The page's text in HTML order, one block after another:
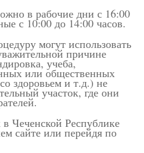
в рабочие дни с 16:00
с 10:00 до 14:00 часов.
могут использовать
причине
учеба,
или общественных
здоровьем и т.д.) не
участок, где они
Чеченской Республике
сайте или перейдя по